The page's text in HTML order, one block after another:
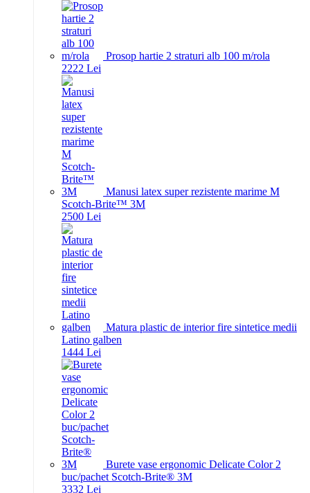
Prosop hartie 2 straturi alb 100 m/rola
2222 Lei
Manusi latex super rezistente marime M
Scotch-Brite™ 3M
2500 Lei
Matura plastic de interior fire sintetice medii
Latino galben
1444 Lei
Burete vase ergonomic Delicate Color 2
buc/pachet Scotch-Brite® 3M
3332 Lei